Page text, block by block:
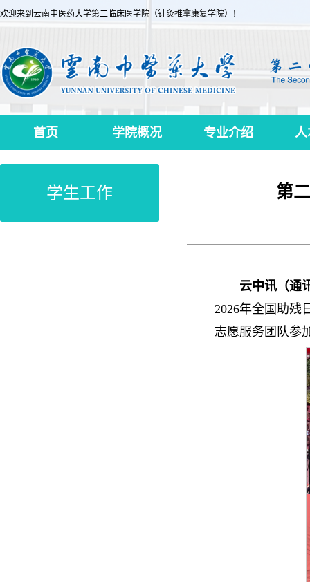
欢迎来到云南中医药大学第二临床医学院（针灸推拿康复学院）！
首页 学院概况 专业介绍 人
学生工作 第
云中讯（通
2026年全国助残
志愿服务团队参